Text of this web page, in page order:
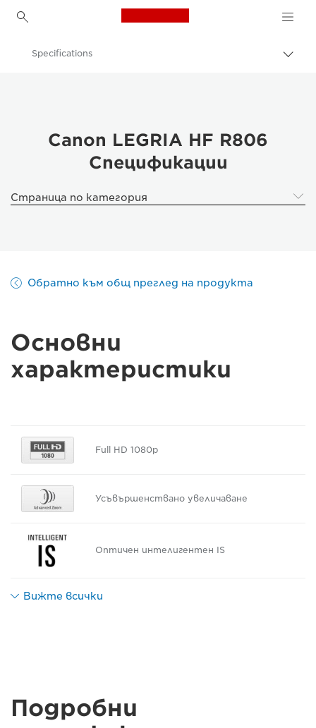
Canon Logo, back to
Specifications
Canon LEGRIA HF R806
Спецификации
Страница по категория
Обратно към общ преглед на продукта
Основни
характеристики
Full HD 1080p
Усъвършенствано увеличаване
Оптичен интелигентен IS
Вижте всички
Подробни